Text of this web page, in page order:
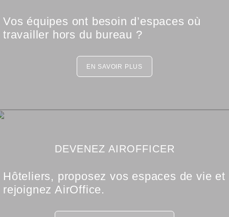
Vos équipes ont besoin d’espaces où
travailler hors du bureau ?
EN SAVOIR PLUS
DEVENEZ AIROFFICER
Hôteliers, proposez vos espaces de vie et
rejoignez AirOffice.